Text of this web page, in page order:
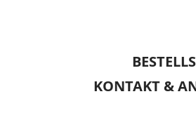
KONTAKT &